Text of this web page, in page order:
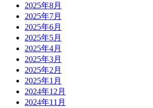
2025年8月
2025年7月
2025年6月
2025年5月
2025年4月
2025年3月
2025年2月
2025年1月
2024年12月
2024年11月